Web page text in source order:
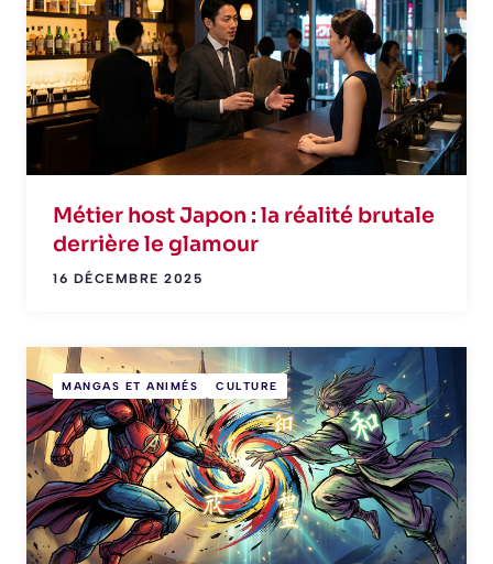
Métier host Japon : la réalité brutale
derrière le glamour
16 DÉCEMBRE 2025
MANGAS ET ANIMÉS CULTURE